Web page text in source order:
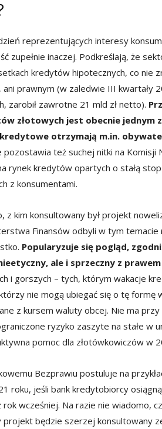
reprezentujących interesy
zupełnie inaczej. Podkreślają, że
kredytów hipotecznych, co nie
prawnym (w zaledwie III kwartały
zarobił zawrotne 21 mld zł netto).
złotowych jest obecnie jednym z
otrzymają m.in.
też suchej nitki na Komisji
rynek kredytów opartych o stałą
z konsumentami.
z kim konsultowany był projekt
Finansów odbyli w tym temacie
Popularyzuje się pogląd,
ale i sprzeczny z prawem
i gorszych – tych, którym wakacje
nie mogą ubiegać się o tę formę
z kursem waluty obcej. Nie ma
ryzyko zaszyte na stałe w
pomoc dla złotówkowiczów w
Bezprawiu postuluje na
roku, jeśli bank kredytobiorcy
wcześniej. Na razie nie wiadomo,
projekt będzie szerzej konsultowany